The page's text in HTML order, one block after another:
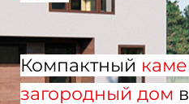
Компактный
загородный дом